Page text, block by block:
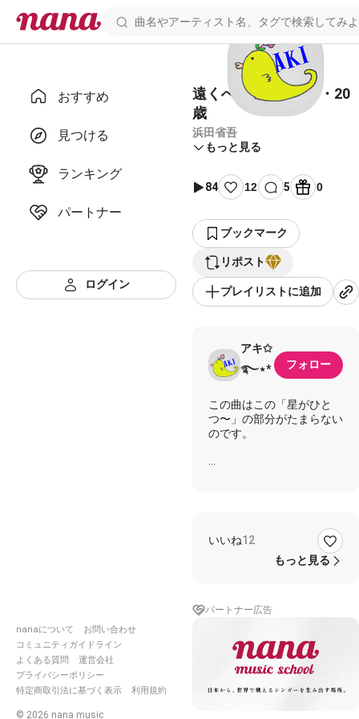
おすすめ
見つける
ランキング
パートナー
ログイン
nanaについて
お問い合わせ
コミュニティガイドライン
よくある質問
運営会社
プライバシーポリシー
特定商取引法に基づく表示
利用規約
© 2026 nana music
遠くへ -1973年・春・20
歳
浜田省吾
もっと見る
84 12 5 0
ブックマーク
リポスト
プレイリストに追加
アキ✩
࿐⋆*
フォロー
この曲はこの「星がひと
つ〜」の部分がたまらない
のです。
よ"と
遠くへと願った日々
真直ぐに見ておくれ
僕は泣いてる
君のために
いいね12
もっと見る
パートナー広告